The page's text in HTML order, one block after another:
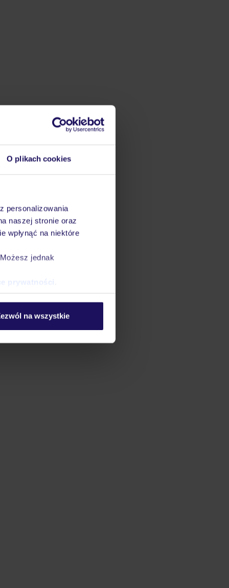
O plikach cookies
personalizowania
naszej stronie oraz
wpłynąć na niektóre
jednak
prywatności
na wszystkie